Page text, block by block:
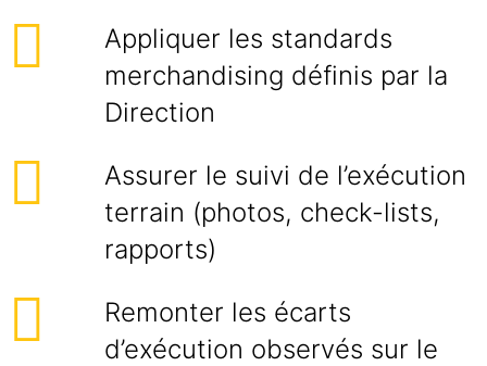
Appliquer les standards
merchandising définis par la
Direction
Assurer le suivi de l’exécution
terrain (photos, check-lists,
rapports)
Remonter les écarts
d’exécution observés sur le